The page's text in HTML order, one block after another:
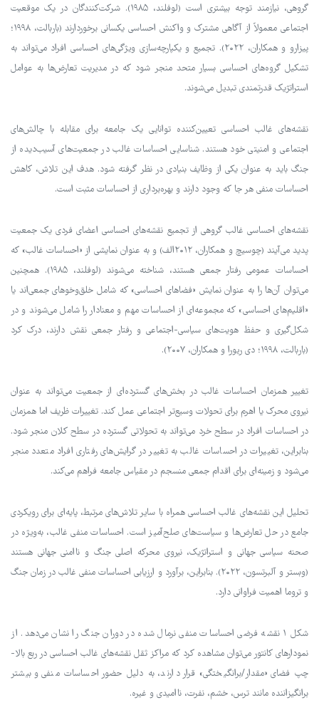
گروهی، نیازمند توجه بیشتری است (لوفلند، ۱۹۸۵). شرکت‌کنندگان در یک موقعیت
اجتماعی معمولاً از آگاهی مشترک و واکنش احساسی یکسانی برخوردارند (باربالت، ۱۹۹۸؛
پیزارو و همکاران، ۲۰۲۲). تجمیع و یکپارچه‌سازی ویژگی‌های احساسی افراد می‌تواند به
تشکیل گروه‌های احساسی بسیار متحد منجر شود که در مدیریت تعارض‌ها به عوامل
استراتژیک قدرتمندی تبدیل می‌شوند.
نقشه‌های غالب احساسی تعیین‌کننده توانایی یک جامعه برای مقابله با چالش‌های
اجتماعی و امنیتی خود هستند. شناسایی احساسات غالب در جمعیت‌های آسیب‌دیده از
جنگ باید به عنوان یکی از وظایف بنیادی در نظر گرفته شود. هدف این تلاش، کاهش
احساسات منفی هر جا که وجود دارند و بهره‌برداری از احساسات مثبت است.
نقشه‌های احساسی غالب گروهی از تجمیع نقشه‌های احساسی اعضای فردی یک جمعیت
پدید می‌آیند (چوسیچ و همکاران، ۲۰۱۲الف) و به عنوان نمایشی از «احساسات غالب» که
احساسات عمومی رفتار جمعی هستند، شناخته می‌شوند (لوفلند، ۱۹۸۵). همچنین
می‌توان آن‌ها را به عنوان نمایش «فضاهای احساسی» که شامل خلق‌وخوهای جمعی‌اند یا
«اقلیم‌های احساسی» که مجموعه‌ای از احساسات مهم و معنادار را شامل می‌شوند و در
شکل‌گیری و حفظ هویت‌های سیاسی-اجتماعی و رفتار جمعی نقش دارند، درک کرد
(باربالت، ۱۹۹۸؛ دی ریورا و همکاران، ۲۰۰۷).
تغییر همزمان احساسات غالب در بخش‌های گسترده‌ای از جمعیت می‌تواند به عنوان
نیروی محرک یا اهرم برای تحولات وسیع‌تر اجتماعی عمل کند. تغییرات ظریف اما همزمان
در احساسات افراد در سطح خرد می‌تواند به تحولاتی گسترده در سطح کلان منجر شود.
بنابراین، تغییرات در احساسات غالب به تغییر در گرایش‌های رفتاری افراد متعدد منجر
می‌شود و زمینه‌ای برای اقدام جمعی منسجم در مقیاس جامعه فراهم می‌کند.
تحلیل این نقشه‌های غالب احساسی همراه با سایر تلاش‌های مرتبط، پایه‌ای برای رویکردی
جامع در حل تعارض‌ها و سیاست‌های صلح‌آمیز است. احساسات منفی غالب، به‌ویژه در
صحنه سیاسی جهانی و استراتژیک، نیروی محرکه اصلی جنگ و ناامنی جهانی هستند
(وبستر و آلبرتسون، ۲۰۲۲). بنابراین، برآورد و ارزیابی احساسات منفی غالب در زمان جنگ
و تروما اهمیت فراوانی دارد.
شکل ۱ نقشه فرضی احساسات منفی نرمال شده در دوران جنگ را نشان می‌دهد. از
نمودارهای کانتور می‌توان مشاهده کرد که مراکز ثقل نقشه‌های غالب احساسی در ربع بالا-
چپ فضای «مقدار/برانگیختگی» قرار دارند، به دلیل حضور احساسات منفی و بیشتر
برانگیزاننده مانند ترس، خشم، نفرت، ناامیدی و غیره.